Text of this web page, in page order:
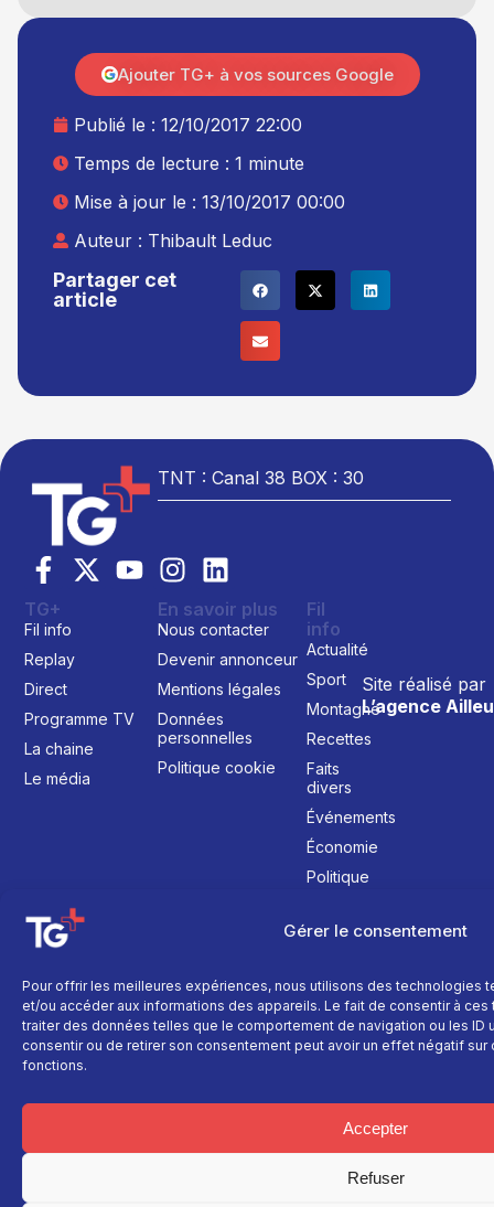
Gérer le consentement
Pour offrir les meilleures expériences, nous utilisons des technologies
et/ou accéder aux informations des appareils. Le fait de consentir à
traiter des données telles que le comportement de navigation ou les ID
consentir ou de retirer son consentement peut avoir un effet négatif
fonctions.
Accepter
Refuser
Partager cet
article
Publié le : 12/10/2017 22:00
Temps de lecture : 1 minute
Mise à jour le : 13/10/2017 00:00
Auteur : Thibault Leduc
Ajouter TG+ à vos sources Google
TNT : Canal 38 BOX : 30
Site réalisé par
L’agence
TG+
Fil info
Replay
Direct
Programme TV
La chaine
Le média
En savoir plus
Nous contacter
Devenir annonceur
Mentions légales
Données
personnelles
Politique cookie
Fil
info
Actualité
Sport
Montagne
Recettes
Faits
divers
Événements
Économie
Politique